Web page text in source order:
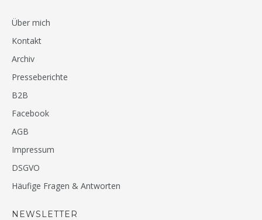
Über mich
Kontakt
Archiv
Presseberichte
B2B
Facebook
AGB
Impressum
DSGVO
Häufige Fragen & Antworten
NEWSLETTER